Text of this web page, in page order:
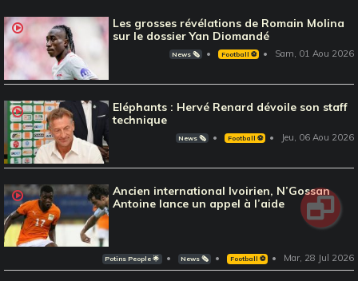
Les grosses révélations de Romain Molina
sur le dossier Yan Diomandé
News 🗞️ Football ⚽️ Sam, 01 Aou 2026
Eléphants : Hervé Renard dévoile son staff
technique
News 🗞️ Football ⚽️ Jeu, 06 Aou 2026
Ancien international Ivoirien, N’Gossan
Antoine lance un appel à l’aide
Potins People 🌟 News 🗞️ Football ⚽️ Mar, 28 Jul 2026